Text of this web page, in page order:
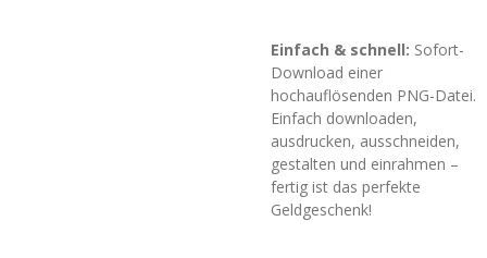
Einfach & schnell: Sofort-
Download einer
hochauflösenden PNG-Datei.
Einfach downloaden,
ausdrucken, ausschneiden,
gestalten und einrahmen –
fertig ist das perfekte
Geldgeschenk!